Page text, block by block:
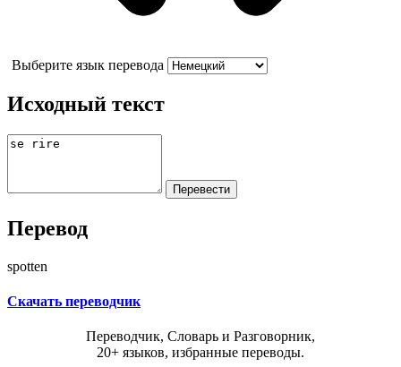
Выберите язык перевода
Исходный текст
Перевод
spotten
Скачать переводчик
Переводчик, Словарь и Разговорник,
20+ языков, избранные переводы.